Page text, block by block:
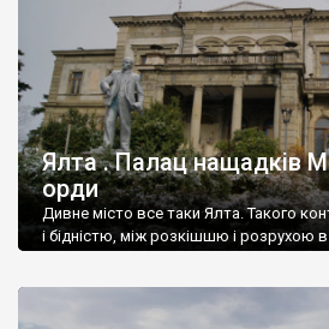
Ялта . Палац нащадків
орди
Дивне місто все таки Ялта. Такого
і бідністю, між розкішшю і розрухою в